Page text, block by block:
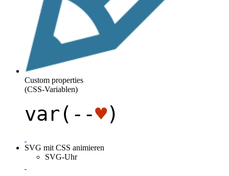
Custom properties
(CSS-Variablen)
var(--♥)
SVG mit CSS animieren
SVG-Uhr